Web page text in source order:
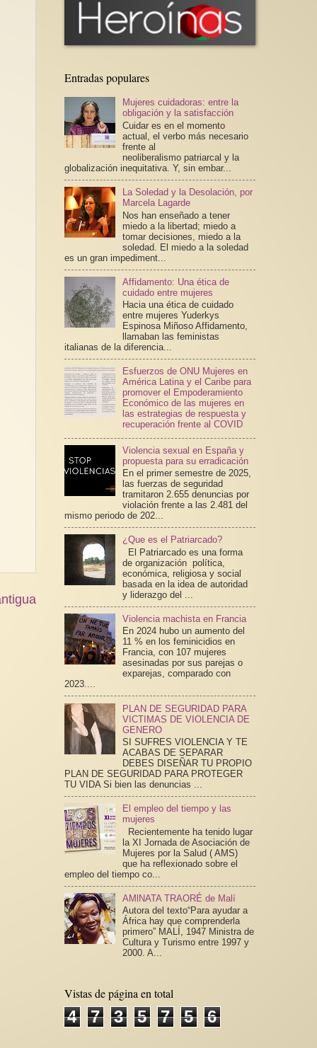
Entradas populares
Mujeres cuidadoras: entre la
obligación y la satisfacción
Cuidar es en el momento
actual, el verbo más necesario
frente al
neoliberalismo patriarcal y la
globalización inequitativa. Y, sin embar...
La Soledad y la Desolación, por
Marcela Lagarde
Nos han enseñado a tener
miedo a la libertad; miedo a
tomar decisiones, miedo a la
soledad. El miedo a la soledad
es un gran impediment...
Affidamento: Una ética de
cuidado entre mujeres
Hacia una ética de cuidado
entre mujeres Yuderkys
Espinosa Miñoso Affidamento,
llamaban las feministas
italianas de la diferencia...
Esfuerzos de ONU Mujeres en
América Latina y el Caribe para
promover el Empoderamiento
Económico de las mujeres en
las estrategias de respuesta y
recuperación frente al COVID
Violencia sexual en España y
propuesta para su erradicación
En el primer semestre de 2025,
las fuerzas de seguridad
tramitaron 2.655 denuncias por
violación frente a las 2.481 del
mismo periodo de 202...
¿Que es el Patriarcado?
El Patriarcado es una forma
de organización política,
económica, religiosa y social
basada en la idea de autoridad
y liderazgo del ...
Violencia machista en Francia
En 2024 hubo un aumento del
11 % en los feminicidios en
Francia, con 107 mujeres
asesinadas por sus parejas o
exparejas, comparado con
2023....
PLAN DE SEGURIDAD PARA
VICTIMAS DE VIOLENCIA DE
GENERO
SI SUFRES VIOLENCIA Y TE
ACABAS DE SEPARAR
DEBES DISEÑAR TU PROPIO
PLAN DE SEGURIDAD PARA PROTEGER
TU VIDA Si bien las denuncias ...
El empleo del tiempo y las
mujeres
Recientemente ha tenido lugar
la XI Jornada de Asociación de
Mujeres por la Salud ( AMS)
que ha reflexionado sobre el
empleo del tiempo co...
AMlNATA TRAORÉ de Malí
Autora del texto“Para ayudar a
África hay que comprenderla
primero” MALÍ, 1947 Ministra de
Cultura y Turismo entre 1997 y
2000. A...
Vistas de página en total
4 7 3 5 7 5 6